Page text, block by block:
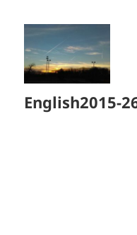
English2015-